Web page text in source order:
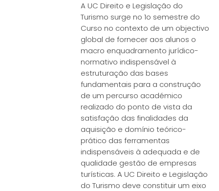
A UC Direito e Legislação do
Turismo surge no 1o semestre do
Curso no contexto de um objectivo
global de fornecer aos alunos o
macro enquadramento jurídico-
normativo indispensável à
estruturação das bases
fundamentais para a construção
de um percurso académico
realizado do ponto de vista da
satisfação das finalidades da
aquisição e domínio teórico-
prático das ferramentas
indispensáveis à adequada e de
qualidade gestão de empresas
turísticas. A UC Direito e Legislação
do Turismo deve constituir um eixo